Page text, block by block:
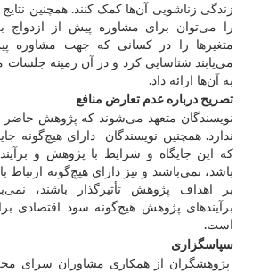
زندگی زناشویی آن‌ها کمک کنند. همچنین
را می‌توان برای مشاوره پیش از
متغیرها را در کسانی که جهت مشاوره
می‌یابند شناسایی کرد و در آن زمینه جلسات
به آن‌ها ارائه داد.
تصریح درباره عدم تعارض منافع
نویسندگان متعهد می‌شوند که پژوهش حاضر
ندارد. همچنین نویسندگان دارای هیچ‌گونه
که این جایگاه و شرایط با پژوهش و
باشد، نمی‌باشند و نیز دارای هیچ‌گونه
بر اهداف پژوهش تأثیرگذار باشند،
برآیندهای پژوهش هیچ‌گونه سود اقتصادی
است.
سپاسگزاری
پژوهشگران از همکاری مشاوران سرای